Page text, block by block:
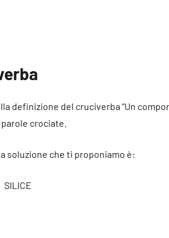
definizione del cruciverba “Un
crociate.
soluzione che ti proponiamo è:
SILICE